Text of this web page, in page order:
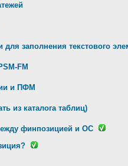
заполнения текстового
FM
и ПФМ
из каталога таблиц)
финпозицией и ОС